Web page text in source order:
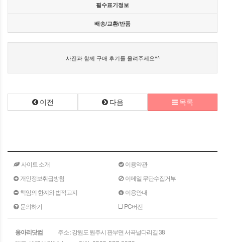
필수표기정보
배송/교환/반품
사진과 함께 구매 후기를 올려주세요^^
이전 다음 목록
사이트 소개
이용약관
개인정보취급방침
이메일 무단수집거부
책임의 한계와 법적고지
이용안내
문의하기
PC버전
옹아리닷컴
주소 : 강원도 원주시 판부면 서곡널다리길 38